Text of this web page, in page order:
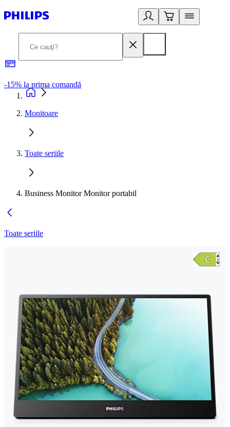
-15% la prima comandă
Monitoare
Toate seriile
Business Monitor Monitor portabil
Toate seriile